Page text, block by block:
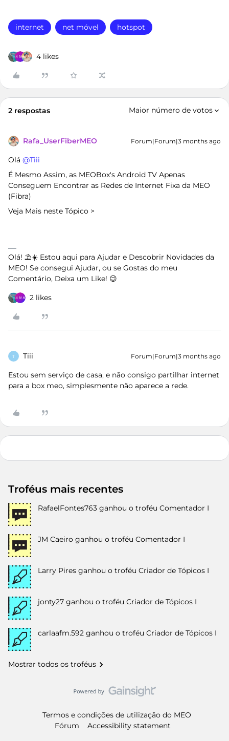
internet net móvel hotspot
4 likes
2 respostas Maior número de votos
Rafa_UserFiberMEO Forum|Forum|3 months ago
Olá ​ @Tiii
É Mesmo Assim, as MEOBox's Android TV Apenas
Conseguem Encontrar as Redes de Internet Fixa da MEO
(Fibra)
Veja Mais neste Tópico >
Olá! ⛱️☀️ Estou aqui para Ajudar e Descobrir Novidades da
MEO! Se consegui Ajudar, ou se Gostas do meu
Comentário, Deixa um Like! 😉
2 likes
T Tiii Forum|Forum|3 months ago
Estou sem serviço de casa, e não consigo partilhar internet
para a box meo, simplesmente não aparece a rede.
Troféus mais recentes
RafaelFontes763 ganhou o troféu Comentador I
JM Caeiro ganhou o troféu Comentador I
Larry Pires ganhou o troféu Criador de Tópicos I
jonty27 ganhou o troféu Criador de Tópicos I
carlaafm.592 ganhou o troféu Criador de Tópicos I
Mostrar todos os troféus
Termos e condições de utilização do MEO
Fórum
Accessibility statement